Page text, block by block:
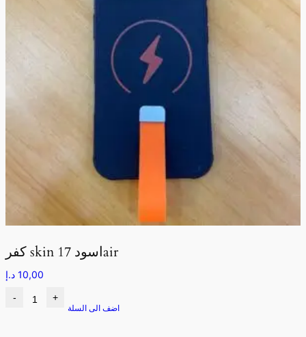
كفر skin اسود 17air
10,00 د.إ
- +
اضف الى السلة